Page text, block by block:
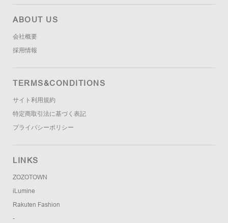
ABOUT US
会社概要
採用情報
TERMS&CONDITIONS
サイト利用規約
特定商取引法に基づく表記
プライバシーポリシー
LINKS
ZOZOTOWN
iLumine
Rakuten Fashion
-